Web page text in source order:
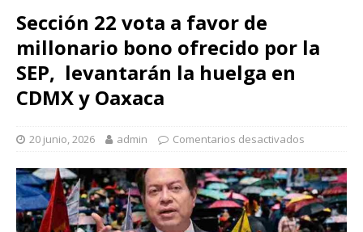
Sección 22 vota a favor de
millonario bono ofrecido por la
SEP, levantarán la huelga en
CDMX y Oaxaca
20 junio, 2026 admin Comentarios desactivados